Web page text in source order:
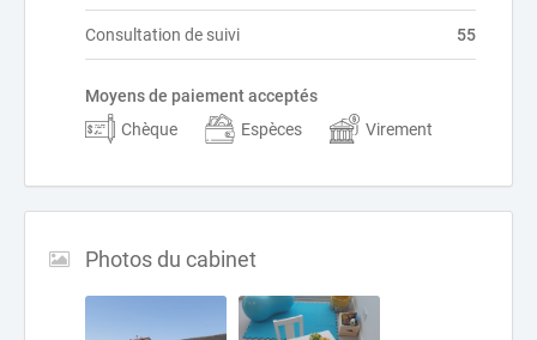
Consultation de suivi 55
Moyens de paiement acceptés
Chèque
Espèces Virement
Photos du cabinet